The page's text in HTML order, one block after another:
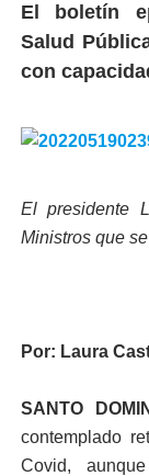
El boletín
Salud
con
El presidente
Ministros que
Por: Laura
SANTO
contemplado
Covid,